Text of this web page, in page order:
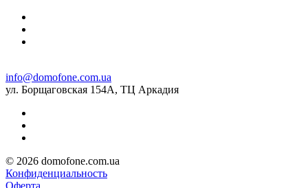
info@domofone.com.ua
ул. Борщаговская 154А, ТЦ Аркадия
© 2026 domofone.com.ua
Конфиденциальность
Оферта